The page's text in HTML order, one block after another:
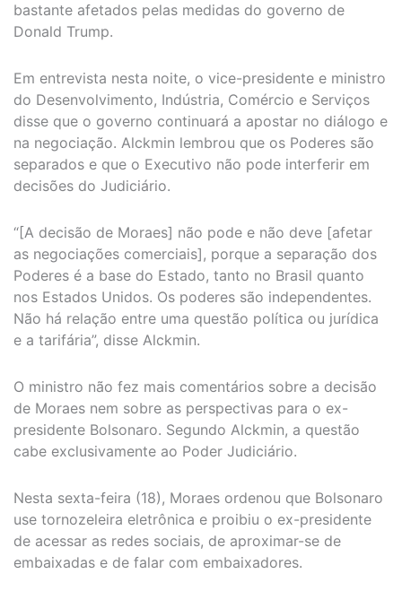
bastante afetados pelas medidas do governo de
Donald Trump.
Em entrevista nesta noite, o vice-presidente e ministro
do Desenvolvimento, Indústria, Comércio e Serviços
disse que o governo continuará a apostar no diálogo e
na negociação. Alckmin lembrou que os Poderes são
separados e que o Executivo não pode interferir em
decisões do Judiciário.
“[A decisão de Moraes] não pode e não deve [afetar
as negociações comerciais], porque a separação dos
Poderes é a base do Estado, tanto no Brasil quanto
nos Estados Unidos. Os poderes são independentes.
Não há relação entre uma questão política ou jurídica
e a tarifária”, disse Alckmin.
O ministro não fez mais comentários sobre a decisão
de Moraes nem sobre as perspectivas para o ex-
presidente Bolsonaro. Segundo Alckmin, a questão
cabe exclusivamente ao Poder Judiciário.
Nesta sexta-feira (18), Moraes ordenou que Bolsonaro
use tornozeleira eletrônica e proibiu o ex-presidente
de acessar as redes sociais, de aproximar-se de
embaixadas e de falar com embaixadores.